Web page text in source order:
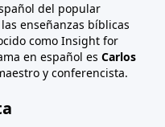
del popular
enseñanzas bíblicas
como Insight for
en español es Carlos
y conferencista.